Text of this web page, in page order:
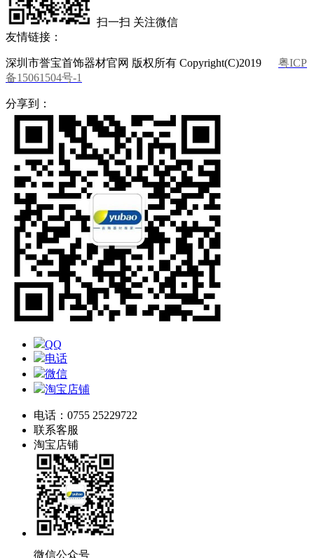
扫一扫 关注微信
友情链接：
深圳市誉宝首饰器材官网 版权所有 Copyright(C)2019 粤ICP
备15061504号-1
分享到：
QQ
电话
微信
淘宝店铺
电话：0755 25229722
联系客服
淘宝店铺
微信公众号